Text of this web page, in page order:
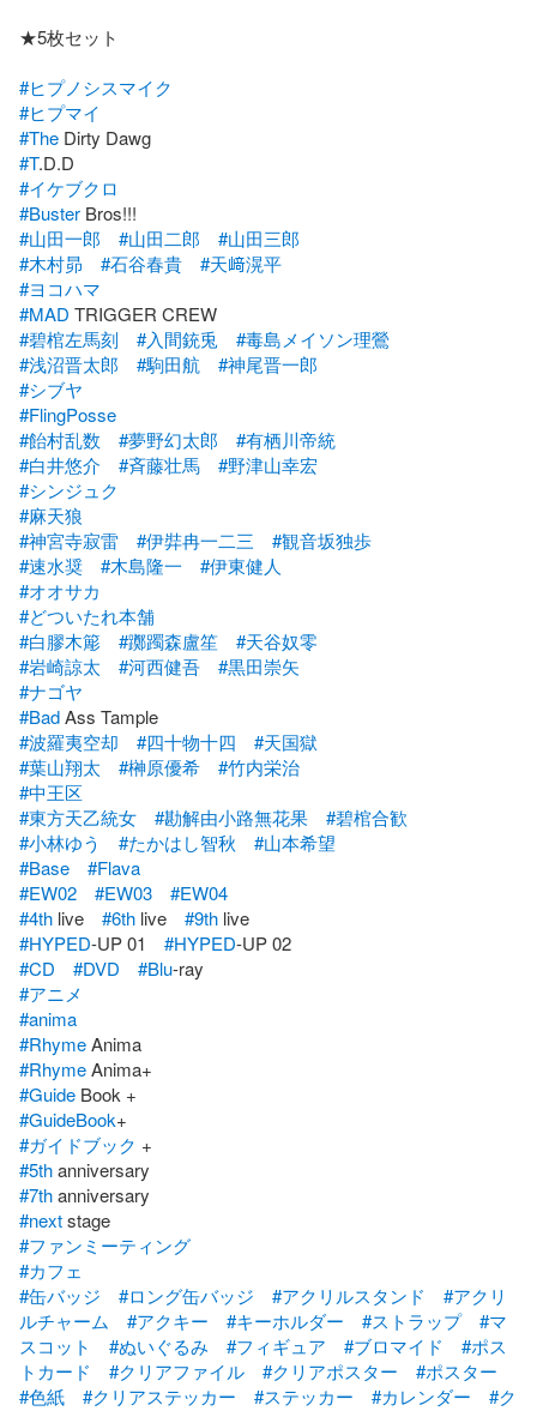
★5枚セット
#ヒプノシスマイク
#ヒプマイ
#The
#T
#イケブクロ
#Buster
#山田一郎
#山田二郎
#山田三郎
#木村昴
#石谷春貴
#天﨑滉平
#ヨコハマ
#MAD
#碧棺左馬刻
#入間銃兎
#毒島メイソン理鶯
#浅沼晋太郎
#駒田航
#神尾晋一郎
#シブヤ
#FlingPosse
#飴村乱数
#夢野幻太郎
#有栖川帝統
#白井悠介
#斉藤壮馬
#野津山幸宏
#シンジュク
#麻天狼
#神宮寺寂雷
#伊弉冉一二三
#観音坂独歩
#速水奨
#木島隆一
#伊東健人
#オオサカ
#どついたれ本舗
#白膠木簓
#躑躅森盧笙
#天谷奴零
#岩崎諒太
#河西健吾
#黒田崇矢
#ナゴヤ
#Bad
#波羅夷空却
#四十物十四
#天国獄
#葉山翔太
#榊原優希
#竹内栄治
#中王区
#東方天乙統女
#勘解由小路無花果
#碧棺合歓
#小林ゆう
#たかはし智秋
#山本希望
#Base
#Flava
#EW02
#EW03
#EW04
#4th live #6th live #9th
#HYPED-UP 01 #HYPED
#CD
#DVD #Blu
#アニメ
#anima
#Rhyme
#Rhyme
#Guide
#GuideBook
#ガイドブック
#5th
#7th
#next
#ファンミーティング
#カフェ
#缶バッジ
#ロング缶バッジ #アクリルスタンド
#アクリ
ルチャーム
#アクキー #キーホルダー #ストラップ
#マ
スコット
#ぬいぐるみ #フィギュア #ブロマイド
#ポス
トカード
#クリアファイル #クリアポスター
#ポスター
#色紙
#クリアステッカー #ステッカー #カレンダー
#ク